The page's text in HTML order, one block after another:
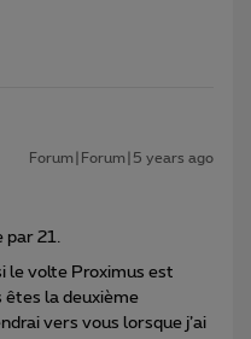
Forum|Forum|5 years ago
par 21.
le volte Proximus est
êtes la deuxième
vers vous lorsque j’ai